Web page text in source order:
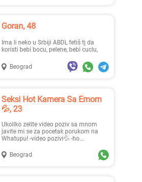
Nastja, 27
Goran, 48
koristi bebi bocu, pelene, bebi cuclu,
Beograd
Seksi Hot Kamera Sa Emom
💦, 23
Ukoliko zelite video poziv sa mnom
javite mi se za pocetak porukom na
Whatupu! -video pozivi💦 -ho...
Beograd